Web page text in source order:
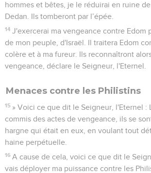
hommes et bêtes, je le réduirai en ruine
Dedan. Ils tomberont par l’épée.
14 J'exercerai ma vengeance contre Edom
de mon peuple, d'Israël. Il traitera Edom
colère et à ma fureur. Ils reconnaîtront
vengeance, déclare le Seigneur, l'Eternel.
Menaces contre les Philistins
15 » Voici ce que dit le Seigneur, l'Eternel :
commis des actes de vengeance, ils se
hargne qui était en eux, en voulant tout
haine perpétuelle.
16 A cause de cela, voici ce que dit le
vais déployer ma puissance contre les